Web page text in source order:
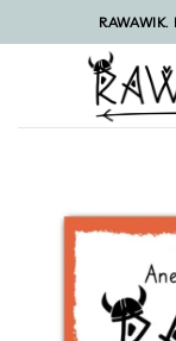
do
zawartości